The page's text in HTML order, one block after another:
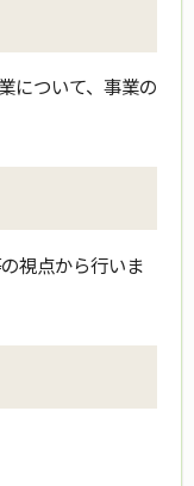
について、事業の
視点から行いま